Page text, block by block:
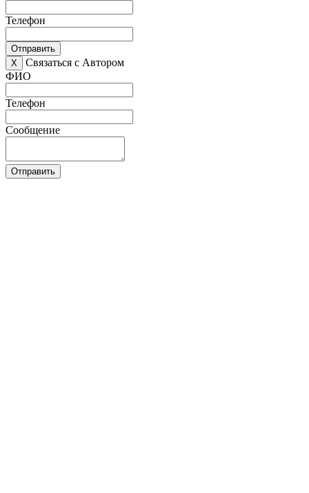
Телефон
Отправить
X
Связаться с Автором
ФИО
Телефон
Сообщение
Отправить